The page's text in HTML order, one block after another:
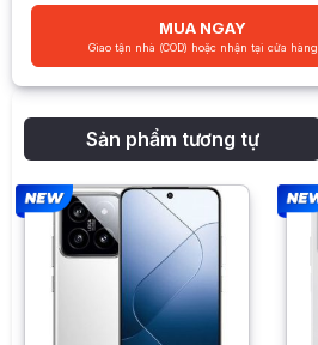
MUA NGAY
Giao tận nhà (COD) hoặc nhận tại cửa hàng
Sản phẩm tương tự
-8%